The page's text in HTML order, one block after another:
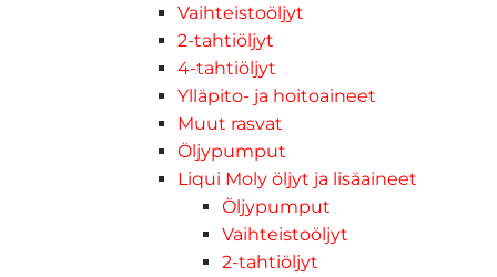
Vaihteistoöljyt
2-tahtiöljyt
4-tahtiöljyt
Ylläpito- ja hoitoaineet
Muut rasvat
Öljypumput
Liqui Moly öljyt ja lisäaineet
Öljypumput
Vaihteistoöljyt
2-tahtiöljyt